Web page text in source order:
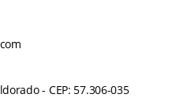
- CEP: 57.306-035